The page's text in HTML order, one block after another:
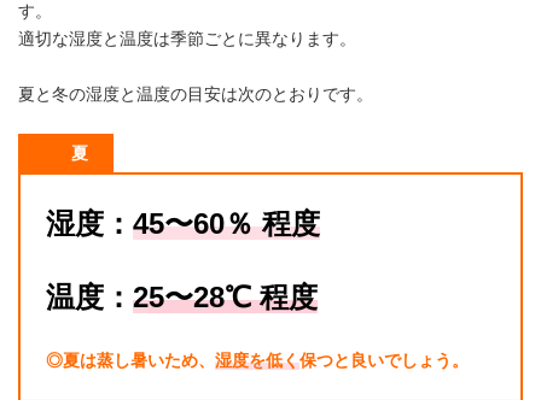
す。
適切な湿度と温度は季節ごとに異なります。
夏と冬の湿度と温度の目安は次のとおりです。
夏
湿度： 45〜60％ 程度
温度： 25〜28℃程度
◎夏は蒸し暑いため、 湿度を低く保つと良いでしょう。